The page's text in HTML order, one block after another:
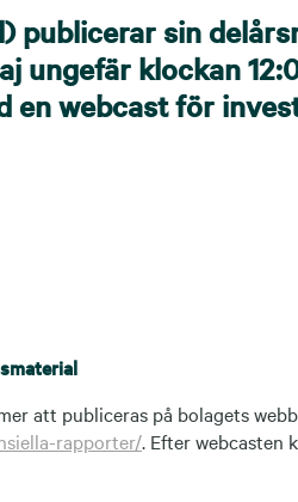
publicerar sin
ungefär klockan
en webcast för
att publiceras på bolagets
rapporter/. Efter webcasten